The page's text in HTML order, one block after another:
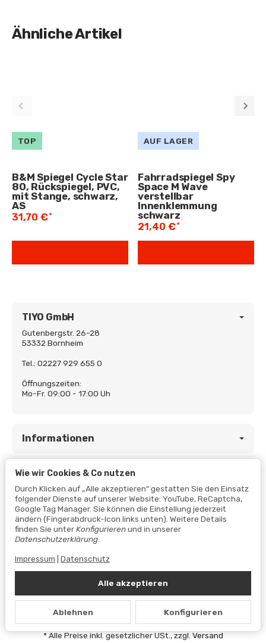
Ähnliche Artikel
TOP
B&M Spiegel Cycle Star
80, Rückspiegel, PVC,
mit Stange, schwarz,
AS
31,70 €*
AUF LAGER
Fahrradspiegel Spy
Space M Wave
verstellbar
Innenklemmung
schwarz
21,40 €*
TIYO GmbH
Gutenbergstr. 26-28
53332 Bornheim
Tel.: 02227 929 655 0
Öffnungszeiten:
Mo-Fr. 09:00 - 17:00 Uh
Informationen
Gesetzliche Informationen
Vertrag widerrufen
Datenschutzerklärung•Impressum
*Alle Preise inkl. gesetzlicher USt., zzgl.Versand
Alle akzeptieren
Ablehnen Konfigurieren
Wie wir Cookies & Co nutzen
Durch Klicken auf „Alle akzeptieren“ gestatten Sie den Einsatz
folgender Dienste auf unserer Website: YouTube, ReCaptcha,
Google Tag Manager. Sie können die Einstellung jederzeit
ändern (Fingerabdruck-Icon links unten). Weitere Details
finden Sie unterKonfigurierenund in unserer
Datenschutzerklärung.
Impressum Datenschutz